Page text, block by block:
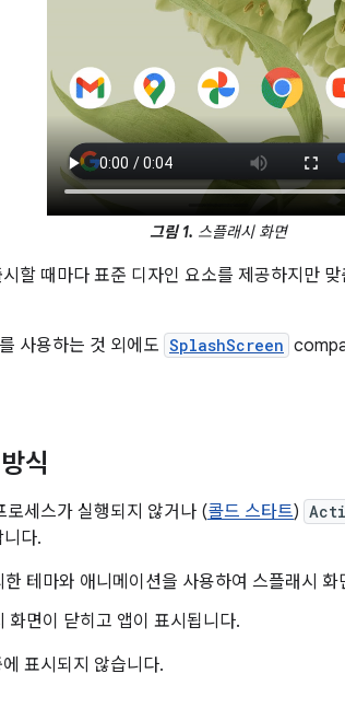
그림 1. 스플래시 화면
할 때마다 표준 디자인 요소를 제공하지만
사용하는 것 외에도 SplashScreen
식
로세스가 실행되지 않거나 (콜드 스타트)
다.
테마와 애니메이션을 사용하여 스플래시 화
화면이 닫히고 앱이 표시됩니다.
에 표시되지 않습니다.